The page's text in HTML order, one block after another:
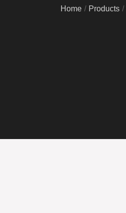
Home Products